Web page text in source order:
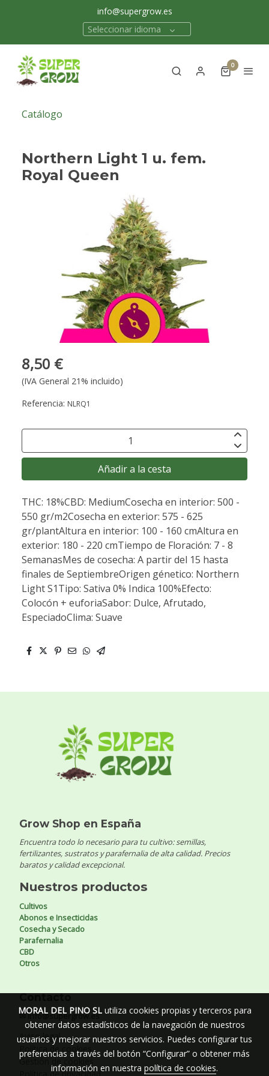
info@supergrow.es
Seleccionar idioma
0
Catálogo
Northern Light 1 u. fem.
Royal Queen
8,50 €
(IVA General 21% incluido)
Referencia: NLRQ1
Añadir a la cesta
THC: 18%CBD: MediumCosecha en interior: 500 -
550 gr/m2Cosecha en exterior: 575 - 625
gr/plantAltura en interior: 100 - 160 cmAltura en
exterior: 180 - 220 cmTiempo de Floración: 7 - 8
SemanasMes de cosecha: A partir del 15 hasta
finales de SeptiembreOrigen génetico: Northern
Light S1Tipo: Sativa 0% Indica 100%Efecto:
Colocón + euforiaSabor: Dulce, Afrutado,
EspeciadoClima: Suave
Grow Shop en España
Encuentra todo lo necesario para tu cultivo: semillas,
fertilizantes, sustratos y parafernalia de alta calidad. Precios
baratos y calidad excepcional.
Nuestros productos
Cultivos
Abonos e Insecticidas
Cosecha y Secado
Parafernalia
CBD
Otros
Contacto
✉ info@supergrow.es
Aviso legal
Política de cookies
Gestión de cookies
Política de privacidad
MORAL DEL PINO SLutiliza cookies propias y terceros para
obtener datos estadísticos de la navegación de nuestros
usuarios y mejorar nuestros servicios. Puedes configurar tus
preferencias a través del botón “Configurar” o obtener más
información en nuestra política de cookies.